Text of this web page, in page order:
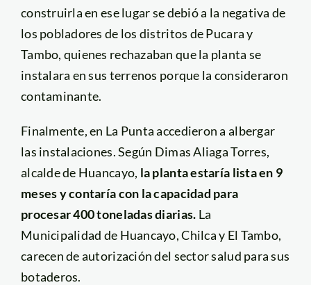
construirla en ese lugar se debió a la negativa de
los pobladores de los distritos de Pucara y
Tambo, quienes rechazaban que la planta se
instalara en sus terrenos porque la consideraron
contaminante.
Finalmente, en La Punta accedieron a albergar
las instalaciones. Según Dimas Aliaga Torres,
alcalde de Huancayo, la planta estaría lista en 9
meses y contaría con la capacidad para
procesar 400 toneladas diarias. La
Municipalidad de Huancayo, Chilca y El Tambo,
carecen de autorización del sector salud para sus
botaderos.